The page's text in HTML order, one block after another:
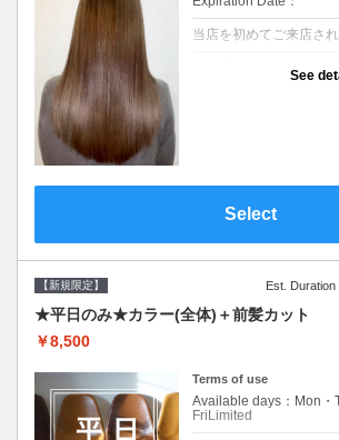
当店を初めてご来店さ
See
Select
【新規限定】 Est.
★平日のみ★カラー(全体)＋前髪カット
￥8,500
Terms of use
Available days：Mon・
FriLimited